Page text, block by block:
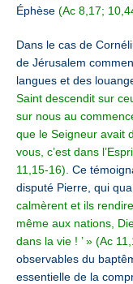
Éphèse (Ac 8,17;
Dans le cas de
de Jérusalem
langues et des
Saint descendit sur
sur nous au
que le Seigneur avait
vous, c’est dans
11,15-16). Ce
disputé Pierre, qui
calmèrent et ils
même aux nations,
dans la vie ! ’ » (Ac
observables du
essentielle de la